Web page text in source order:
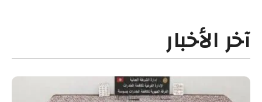
آخر الأخبار